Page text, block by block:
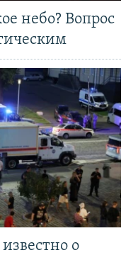
небо? Вопрос
о